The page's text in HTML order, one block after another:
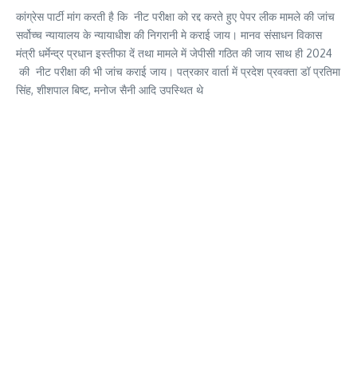
कांग्रेस पार्टी मांग करती है कि नीट परीक्षा को रद्द करते हुए पेपर लीक मामले की जांच
सर्वोच्च न्यायालय के न्यायाधीश की निगरानी मे कराई जाय। मानव संसाधन विकास
मंत्री धर्मेन्द्र प्रधान इस्तीफा दें तथा मामले में जेपीसी गठित की जाय साथ ही 2024
की नीट परीक्षा की भी जांच कराई जाय। पत्रकार वार्ता में प्रदेश प्रवक्ता डॉ प्रतिमा
सिंह, शीशपाल बिष्ट, मनोज सैनी आदि उपस्थित थे